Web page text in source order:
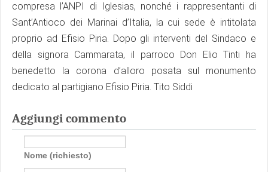
compresa l’ANPI di Iglesias, nonché i rappresentanti di
Sant’Antioco dei Marinai d’Italia, la cui sede è intitolata
proprio ad Efisio Piria. Dopo gli interventi del Sindaco e
della signora Cammarata, il parroco Don Elio Tinti ha
benedetto la corona d’alloro posata sul monumento
dedicato al partigiano Efisio Piria. Tito Siddi
Aggiungi commento
Nome (richiesto)